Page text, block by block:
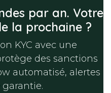
par an. Votre
la prochaine ?
KYC avec une
des sanctions
automatisé, alertes